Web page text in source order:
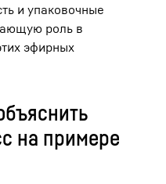
и упаковочные
роль в
эфирных
на примере